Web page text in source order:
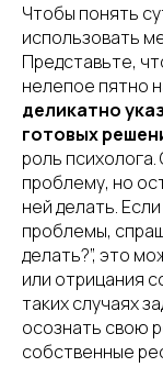
Чтобы понять
использовать
Представьте,
нелепое пятно
деликатно
готовых
роль
проблему, но
ней делать.
проблемы,
делать?”, это
или отрицания
таких случаях
осознать свою
собственные